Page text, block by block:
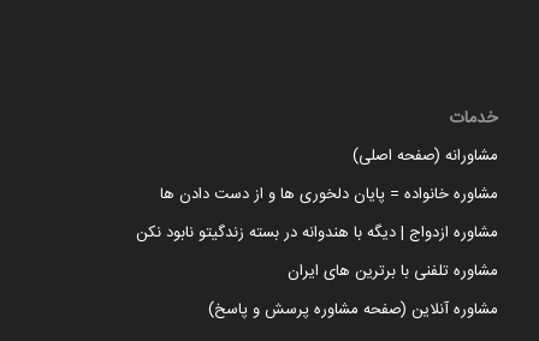
خدمات
مشاورانه (صفحه اصلی)
مشاوره خانواده = پایان دلخوری ها و از دست دادن ها
مشاوره ازدواج | دیگه با هندوانه در بسته زندگیتو نابود نکن
مشاوره تلفنی با برترین های ایران
مشاوره آنلاین (صفحه مشاوره پرسش و پاسخ)